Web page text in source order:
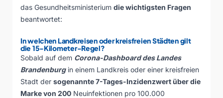
das Gesundheitsministerium die wichtigsten Fragen
beantwortet:
In welchen Landkreisen oder kreisfreien Städten gilt
die 15-Kilometer-Regel?
Sobald auf dem Corona-Dashboard des Landes
Brandenburgin einem Landkreis oder einer kreisfreien
Stadt der sogenannte 7-Tages-Inzidenzwert über die
Marke von 200 Neuinfektionen pro 100.000